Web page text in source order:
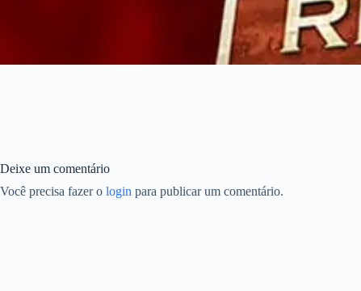
Deixe um comentário
Você precisa fazer o login para publicar um comentário.